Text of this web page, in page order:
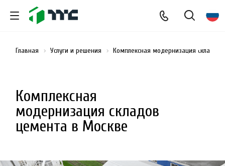
Комплексная
модернизация складов
цемента в Москве
Главная Услуги и решения Комплексная модернизация складов